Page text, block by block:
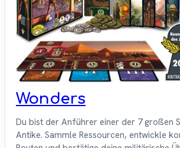
Wonders
Du bist der Anführer einer der 7 großen
Antike. Sammle Ressourcen, entwickle